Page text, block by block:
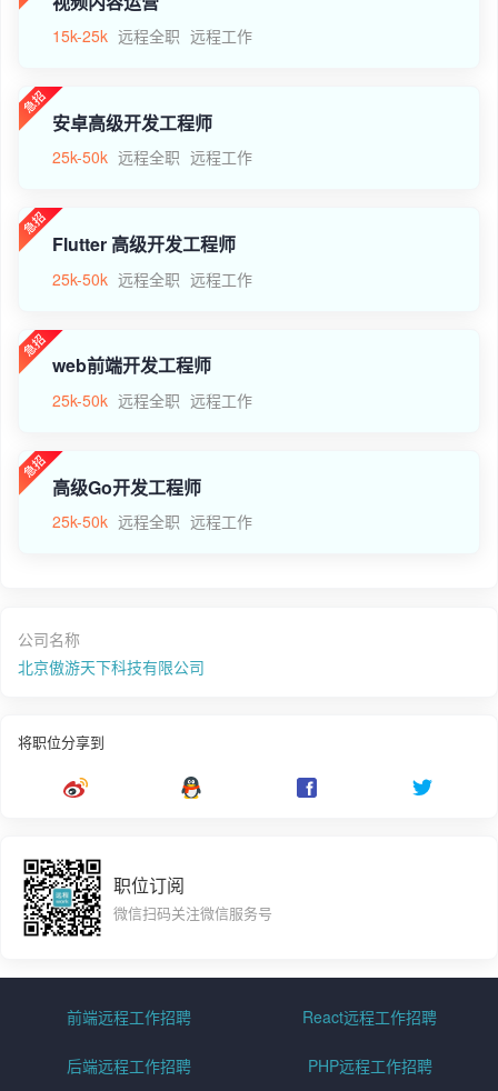
15k-25k 远程全职 远程工作
安卓高级开发工程师
25k-50k 远程全职 远程工作
Flutter 高级开发工程师
25k-50k 远程全职 远程工作
web前端开发工程师
25k-50k 远程全职 远程工作
高级Go开发工程师
25k-50k 远程全职 远程工作
公司名称
北京傲游天下科技有限公司
将职位分享到
职位订阅
微信扫码关注微信服务号
前端远程工作招聘 React远程工作招聘
后端远程工作招聘 PHP远程工作招聘